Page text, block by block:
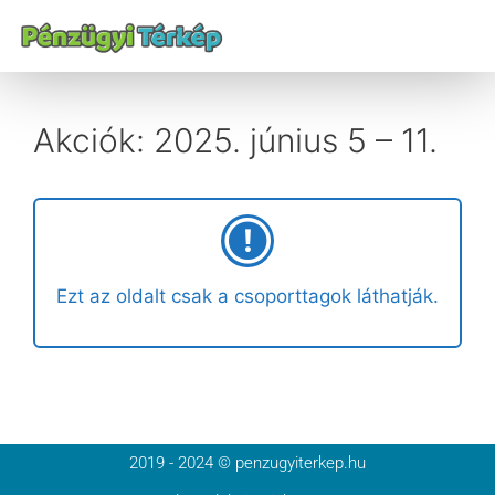
Akciók: 2025. június 5 – 11.
Ezt az oldalt csak a csoporttagok láthatják.
2019 - 2024 © penzugyiterkep.hu